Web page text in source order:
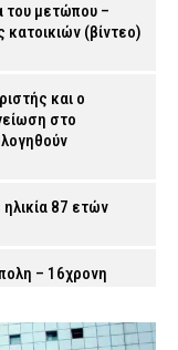
του μετώπου –
(βίντεο)
και ο
στο
87 ετών
– 16χρονη